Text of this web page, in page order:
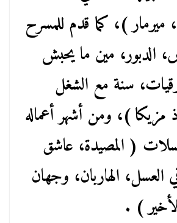
)، كما قدم للمسرح
الدبور، مين ما يحبش
سنة مع الشغل
مزيكا )، ومن أشهر أعماله
( المصيدة، عاشق
العسل، الهاربان، وجهان
) .